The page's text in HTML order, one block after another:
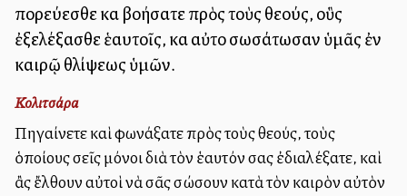
πορεύεσθε καὶ βοήσατε πρὸς τοὺς θεούς, οὓς
ἐξελέξασθε ἑαυτοῖς, καὶ αὐτοὶ σωσάτωσαν ὑμᾶς ἐν
καιρῷ θλίψεως ὑμῶν.
Κολιτσάρα
Πηγαίνετε καὶ φωνάξατε πρὸς τοὺς θεούς, τοὺς
ὁποίους σεῖς μόνοι διὰ τὸν ἑαυτόν σας ἐδιαλέξατε, καὶ
ἂς ἔλθουν αὐτοὶ νὰ σᾶς σώσουν κατὰ τὸν καιρὸν αὐτὸν